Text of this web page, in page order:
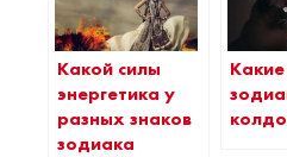
Какой силы
энергетика у
разных знаков
зодиака